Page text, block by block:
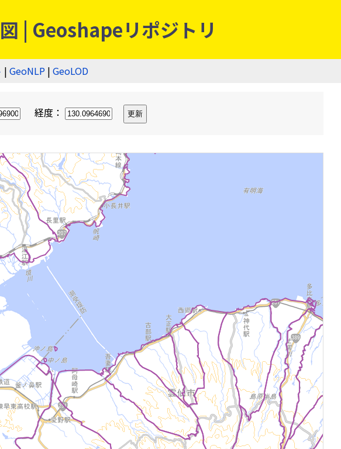
| Geoshapeリポジトリ
| GeoNLP | GeoLOD
経度：